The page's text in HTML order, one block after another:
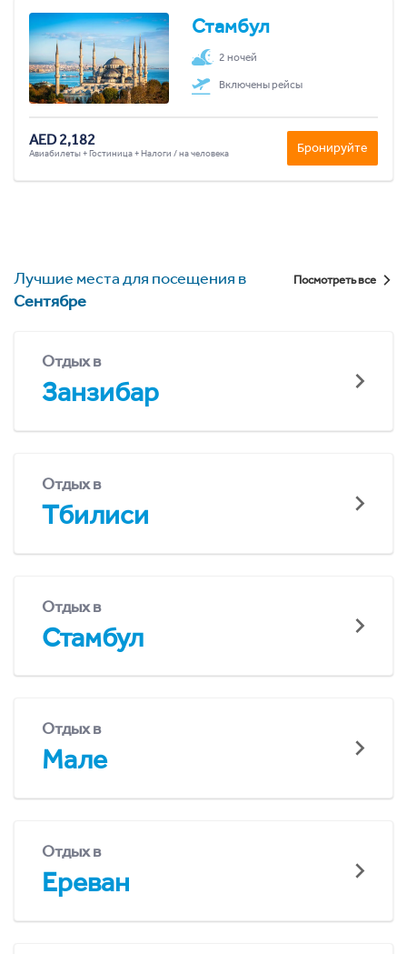
Стамбул
2 ночей
Включены рейсы
AED 2,182
Авиабилеты + Гостиница + Налоги / на человека Бронируйте
Лучшие места для посещения в
Сентябре
Посмотреть все
Отдых в
Занзибар
Отдых в
Тбилиси
Отдых в
Стамбул
Отдых в
Мале
Отдых в
Ереван